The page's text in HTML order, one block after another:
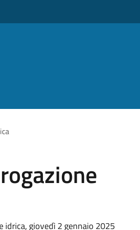
idrica, giovedì 2 gennaio 2025